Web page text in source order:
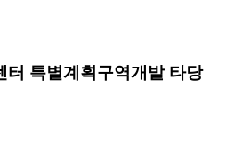
터 특별계획구역개발 타당